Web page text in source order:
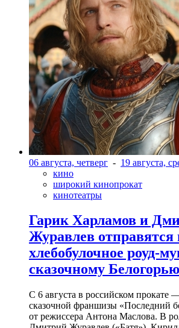
06 августа, четверг - 19 августа,
кино
широкий кинопрокат
кинотеатры
Гарик Харламов и
Журавлев отправятся
хлебобулочное роуд-
сказочному Белогорью
С 6 августа в российском прокате
сказочной франшизы «Последний
от режиссера Антона Маслова. В